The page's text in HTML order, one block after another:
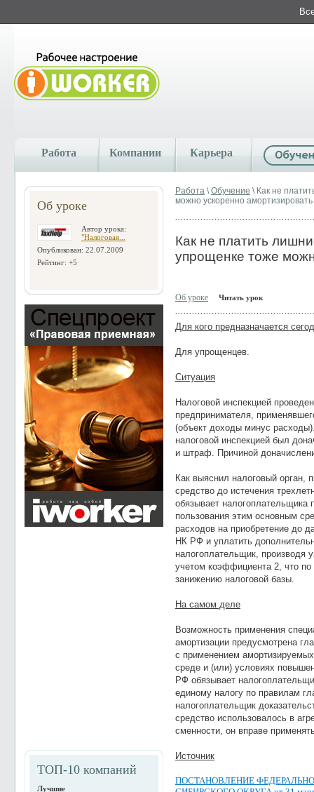
Работа Компании Карьера
Об уроке
Автор урока:
"Налоговая...
Опубликован: 22.07.2009
Рейтинг: +5
ТОП-10 компаний
Лучшие
Работа \Обучение \ Как не
можно ускоренно амортизировать
Как не платить
упрощенке тоже
Об уроке Читать урок
Для кого предназначается
Для упрощенцев.
Ситуация
Налоговой инспекцией
предпринимателя,
(объект доходы минус
налоговой инспекцией был
и штраф. Причиной
Как выяснил налоговый орган,
средство до истечения
обязывает налогоплательщика
пользования этим основным
расходов на приобретение до
НК РФ и уплатить
налогоплательщик, производя
учетом коэффициента 2, что
занижению налоговой базы.
На самом деле
Возможность применения
амортизации предусмотрена
с применением
среде и (или) условиях
РФ обязывает
единому налогу по правилам
налогоплательщик
средство использовалось в
сменности, он вправе
Источник
ПОСТАНОВЛЕНИЕ